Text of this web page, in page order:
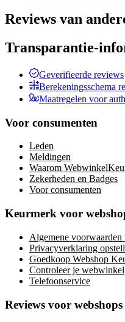
Reviews van
Transparantie-
Geverifieerde reviews
Berekeningsschema
Maatregelen voor
Voor consumenten
Leden
Meldingen
Waarom
Zekerheden en Badges
Voor consumenten
Keurmerk voor
Algemene voorwaarden
Privacyverklaring
Goedkoop Webshop
Controleer je webwinkel
Telefoonservice
Reviews voor webshops